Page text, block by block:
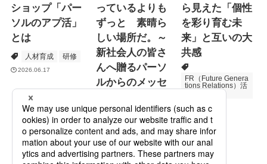
ショップ「パー
ソルのアプ活」
とは
人材育成 研修
2026.06.17
っているよりも
ずっと 素晴ら
しい場所だ。～
新社会人の皆さ
んへ贈るパーソ
ルからのメッセ
Specialized Servic
es
プロモーション
ら見えた「個性
を彩り育む未
来」と互いの大
共感
FR（Future Genera
tions Relations）活
次世代育成
2026.06.16